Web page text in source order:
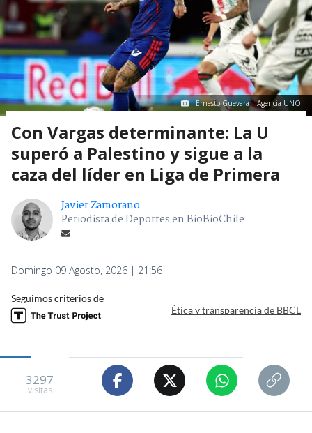
Ernesto Guevara | Agencia UNO
Con Vargas determinante: La U
superó a Palestino y sigue a la
caza del líder en Liga de Primera
Javier Zamorano
Periodista de Deportes en BioBioChile
Domingo 09 Agosto, 2026 | 21:56
Seguimos criterios de
Ética y transparencia de BBCL
3297
visitas